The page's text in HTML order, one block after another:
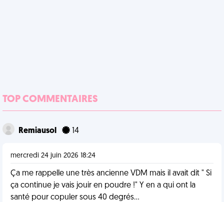
TOP COMMENTAIRES
Remiausol 14
mercredi 24 juin 2026 18:24
Ça me rappelle une très ancienne VDM mais il avait dit " Si
ça continue je vais jouir en poudre !" Y en a qui ont la
santé pour copuler sous 40 degrés...